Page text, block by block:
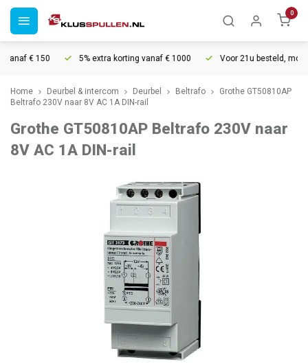
0
€ 150 5% extra korting vanaf € 1000 Voor 21u besteld,
Home Deurbel & intercom Deurbel Beltrafo
Grothe GT50810AP
Beltrafo 230V naar 8V AC 1A DIN-rail
Grothe GT50810AP Beltrafo 230V naar
8V AC 1A DIN-rail